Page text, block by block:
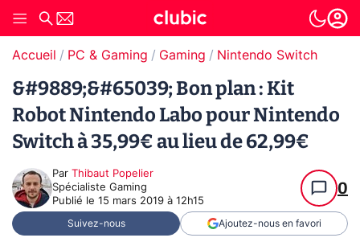
Accueil PC & Gaming Gaming Nintendo Switch
&#9889;&#65039; Bon plan : Kit
Robot Nintendo Labo pour Nintendo
Switch à 35,99€ au lieu de 62,99€
Par Thibaut Popelier
Spécialiste Gaming
Publié le 15 mars 2019 à 12h15
0
Suivez-nous Ajoutez-nous en favori